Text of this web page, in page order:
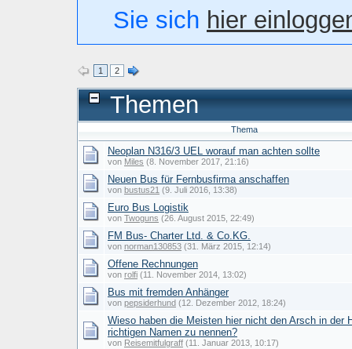
Sie sich hier
1 2
Themen
Thema
Neoplan N316/3 UEL worauf man achten sollte
von Miles (8. November 2017, 21:16)
Neuen Bus für Fernbusfirma anschaffen
von bustus21 (9. Juli 2016, 13:38)
Euro Bus Logistik
von Twoguns (26. August 2015, 22:49)
FM Bus- Charter Ltd. & Co.KG.
von norman130853 (31. März 2015, 12:14)
Offene Rechnungen
von rolfi (11. November 2014, 13:02)
Bus mit fremden Anhänger
von pepsiderhund (12. Dezember 2012, 18:24)
Wieso haben die Meisten hier nicht den Arsch in der
richtigen Namen zu nennen?
von Reisemitfulgraff (11. Januar 2013, 10:17)